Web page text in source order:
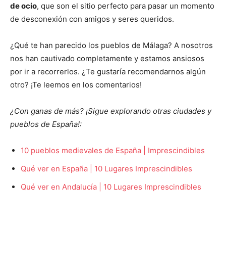
de ocio, que son el sitio perfecto para pasar un momento
de desconexión con amigos y seres queridos.
¿Qué te han parecido los pueblos de Málaga? A nosotros
nos han cautivado completamente y estamos ansiosos
por ir a recorrerlos. ¿Te gustaría recomendarnos algún
otro? ¡Te leemos en los comentarios!
¿Con ganas de más? ¡Sigue explorando otras ciudades y
pueblos de España!:
10 pueblos medievales de España | Imprescindibles
Qué ver en España | 10 Lugares Imprescindibles
Qué ver en Andalucía | 10 Lugares Imprescindibles